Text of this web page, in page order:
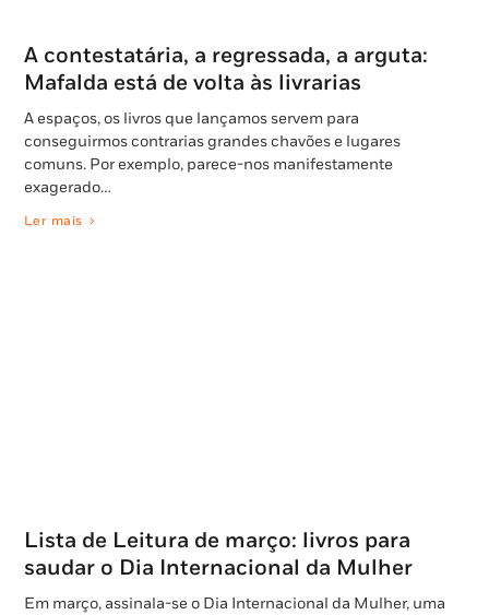
A contestatária, a regressada, a arguta:
Mafalda está de volta às livrarias
A espaços, os livros que lançamos servem para
conseguirmos contrarias grandes chavões e lugares
comuns. Por exemplo, parece-nos manifestamente
exagerado…
Ler mais
Lista de Leitura de março: livros para
saudar o Dia Internacional da Mulher
Em março, assinala-se o Dia Internacional da Mulher, uma